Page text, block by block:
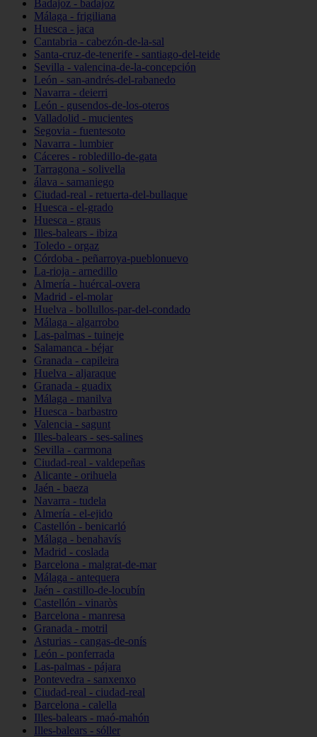
Badajoz - badajoz
Málaga - frigiliana
Huesca - jaca
Cantabria - cabezón-de-la-sal
Santa-cruz-de-tenerife - santiago-del-teide
Sevilla - valencina-de-la-concepción
León - san-andrés-del-rabanedo
Navarra - deierri
León - gusendos-de-los-oteros
Valladolid - mucientes
Segovia - fuentesoto
Navarra - lumbier
Cáceres - robledillo-de-gata
Tarragona - solivella
álava - samaniego
Ciudad-real - retuerta-del-bullaque
Huesca - el-grado
Huesca - graus
Illes-balears - ibiza
Toledo - orgaz
Córdoba - peñarroya-pueblonuevo
La-rioja - arnedillo
Almería - huércal-overa
Madrid - el-molar
Huelva - bollullos-par-del-condado
Málaga - algarrobo
Las-palmas - tuineje
Salamanca - béjar
Granada - capileira
Huelva - aljaraque
Granada - guadix
Málaga - manilva
Huesca - barbastro
Valencia - sagunt
Illes-balears - ses-salines
Sevilla - carmona
Ciudad-real - valdepeñas
Alicante - orihuela
Jaén - baeza
Navarra - tudela
Almería - el-ejido
Castellón - benicarló
Málaga - benahavís
Madrid - coslada
Barcelona - malgrat-de-mar
Málaga - antequera
Jaén - castillo-de-locubín
Castellón - vinaròs
Barcelona - manresa
Granada - motril
Asturias - cangas-de-onís
León - ponferrada
Las-palmas - pájara
Pontevedra - sanxenxo
Ciudad-real - ciudad-real
Barcelona - calella
Illes-balears - maó-mahón
Illes-balears - sóller